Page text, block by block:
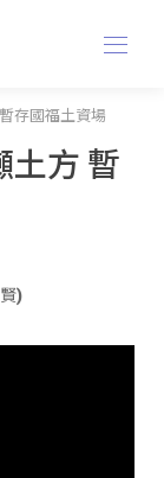
存國福土資場
土方 暫
)